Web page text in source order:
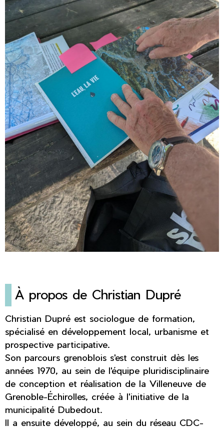
À propos de Christian Dupré
Christian Dupré est sociologue de formation,
spécialisé en développement local, urbanisme et
prospective participative.
Son parcours grenoblois s'est construit dès les
années 1970, au sein de l'équipe pluridisciplinaire
de conception et réalisation de la Villeneuve de
Grenoble-Échirolles, créée à l'initiative de la
municipalité Dubedout.
Il a ensuite développé, au sein du réseau CDC-